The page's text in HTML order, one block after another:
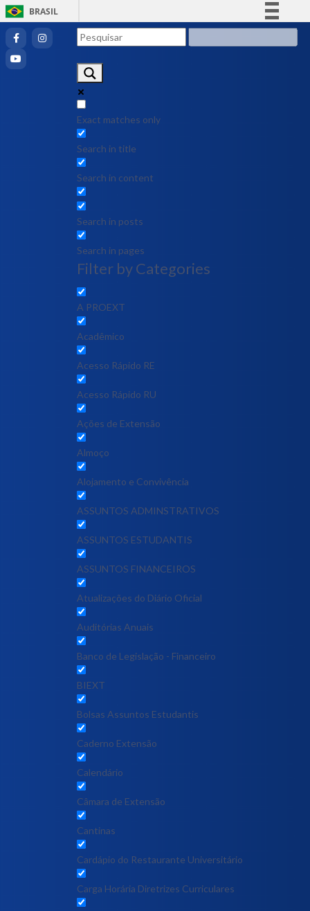
BRASIL
Exact matches only
Search in title
Search in content
Search in posts
Search in pages
Filter by Categories
A PROEXT
Acadêmico
Acesso Rápido RE
Acesso Rápido RU
Ações de Extensão
Almoço
Alojamento e Convivência
ASSUNTOS ADMINSTRATIVOS
ASSUNTOS ESTUDANTIS
ASSUNTOS FINANCEIROS
Atualizações do Diário Oficial
Auditórias Anuais
Banco de Legislação - Financeiro
BIEXT
Bolsas Assuntos Estudantis
Caderno Extensão
Calendário
Câmara de Extensão
Cantinas
Cardápio do Restaurante Universitário
Carga Horária Diretrizes Curriculares